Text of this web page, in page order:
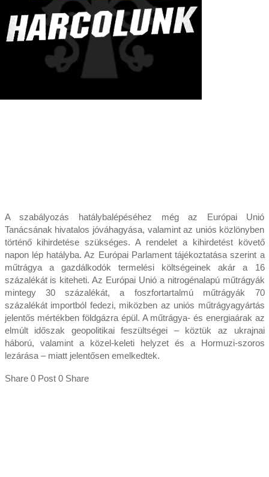
A szabályozás hatálybalépéséhez még az Európai Unió
Tanácsának hivatalos jóváhagyása, valamint az uniós közlönyben
történő kihirdetése szükséges. A rendelet a kihirdetést követő
napon lép hatályba. Az Európai Parlament tájékoztatása szerint a
műtrágya a gazdálkodók termelési költségeinek akár a 16
százalékát is kiteheti. Az Európai Unió a nitrogénalapú műtrágyák
mintegy 30 százalékát, a foszfortartalmú műtrágyák 70
százalékát importból fedezi, miközben az uniós műtrágyagyártás
jelentős mértékben földgázra épül. A műtrágya- és energiaárak az
elmúlt időszak geopolitikai feszültségei – köztük az ukrajnai
háború, valamint a közel-keleti helyzet és a Hormuzi-szoros
lezárása – miatt jelentősen emelkedtek.
Share 0 Post 0 Share